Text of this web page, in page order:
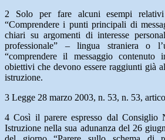
2 Solo per fare alcuni esempi relativi
“Comprendere i punti principali di
chiari su argomenti di interesse
professionale” – lingua straniera o
“comprendere il messaggio
obiettivi che devono essere raggiunti già
istruzione.
3 Legge 28 marzo 2003, n. 53, n. 53,
4 Così il parere espresso dal Consiglio
Istruzione nella sua adunanza del 26